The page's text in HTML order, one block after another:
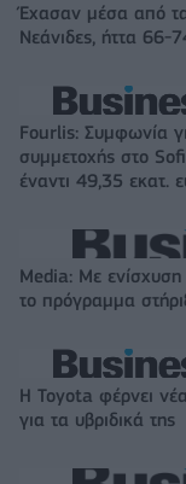
Έχασαν μέσα από
Νεάνιδες, ήττα 66-
Fourlis: Συμφωνία
συμμετοχής στο
έναντι 49,35 εκατ.
Media: Με ενίσχυση
το πρόγραμμα
Η Toyota φέρνει
για τα υβριδικά της